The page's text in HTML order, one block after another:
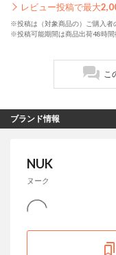
レビュー投稿で最大
※投稿は（対象商品の）ご購入者
※投稿可能期間は商品出荷48時
こ
ブランド情報
NUK
ヌーク